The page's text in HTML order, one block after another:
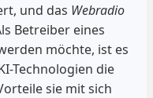
und das Webradio
Betreiber eines
möchte, ist es
Technologien die
sie mit sich